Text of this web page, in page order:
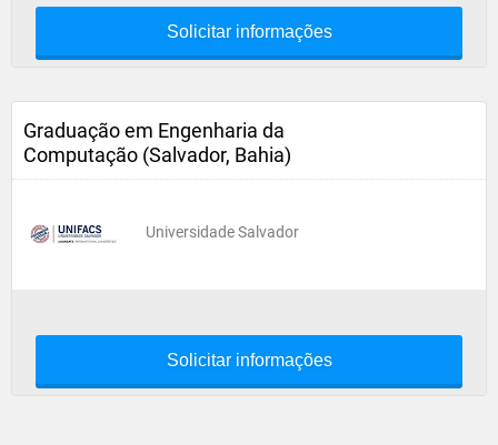
Solicitar informações
Graduação em Engenharia da
Computação (Salvador, Bahia)
Universidade Salvador
Solicitar informações